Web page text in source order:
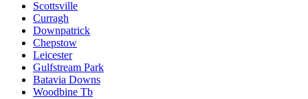
Scottsville
Curragh
Downpatrick
Chepstow
Leicester
Gulfstream Park
Batavia Downs
Woodbine Tb